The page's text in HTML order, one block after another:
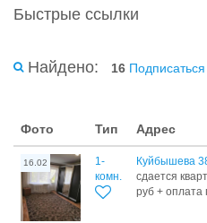
Быстрые ссылки
Найдено: 16
Фото Тип Адрес
16.02
1-
комн.
Куйбышева
сдается
руб + оплата